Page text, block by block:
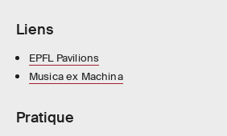
Liens
EPFL Pavilions
Musica ex Machina
Pratique